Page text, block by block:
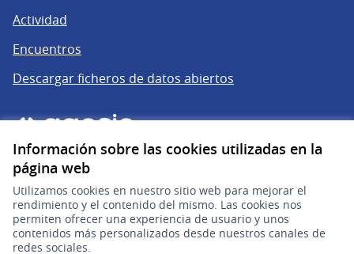
Información sobre las cookies utilizadas en la
página web
Utilizamos cookies en nuestro sitio web para mejorar el
rendimiento y el contenido del mismo. Las cookies nos
permiten ofrecer una experiencia de usuario y unos
contenidos más personalizados desde nuestros canales de
redes sociales.
Actividad
Encuentros
Descargar ficheros de datos abiertos
gub.uy
(Enlace externo)